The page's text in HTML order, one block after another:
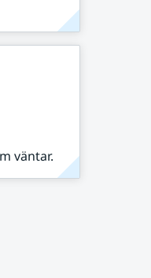
väntar.